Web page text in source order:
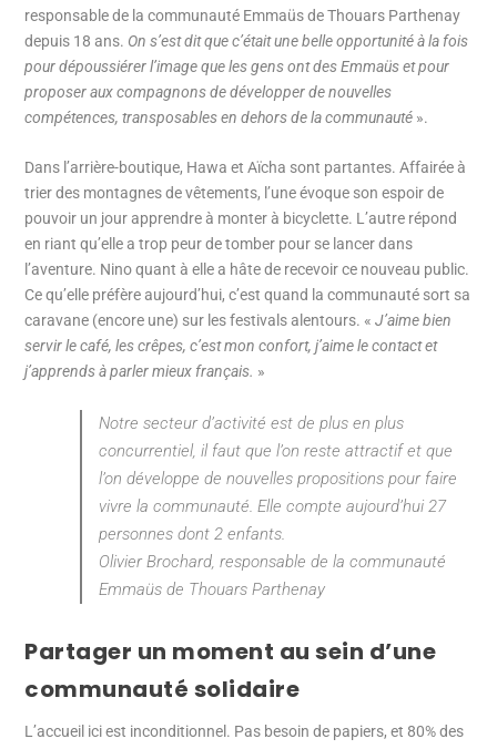
responsable de la communauté Emmaüs de Thouars Parthenay
depuis 18 ans. On s’est dit que c’était une belle opportunité à la fois
pour dépoussiérer l’image que les gens ont des Emmaüs et pour
proposer aux compagnons de développer de nouvelles
compétences, transposables en dehors de la communauté ».
Dans l’arrière-boutique, Hawa et Aïcha sont partantes. Affairée à
trier des montagnes de vêtements, l’une évoque son espoir de
pouvoir un jour apprendre à monter à bicyclette. L’autre répond
en riant qu’elle a trop peur de tomber pour se lancer dans
l’aventure. Nino quant à elle a hâte de recevoir ce nouveau public.
Ce qu’elle préfère aujourd’hui, c’est quand la communauté sort sa
caravane (encore une) sur les festivals alentours. « J’aime bien
servir le café, les crêpes, c’est mon confort, j’aime le contact et
j’apprends à parler mieux français. »
Notre secteur d’activité est de plus en plus
concurrentiel, il faut que l’on reste attractif et que
l’on développe de nouvelles propositions pour faire
vivre la communauté. Elle compte aujourd’hui 27
personnes dont 2 enfants.
Olivier Brochard, responsable de la communauté
Emmaüs de Thouars Parthenay
Partager un moment au sein d’une
communauté solidaire
L’accueil ici est inconditionnel. Pas besoin de papiers, et 80% des